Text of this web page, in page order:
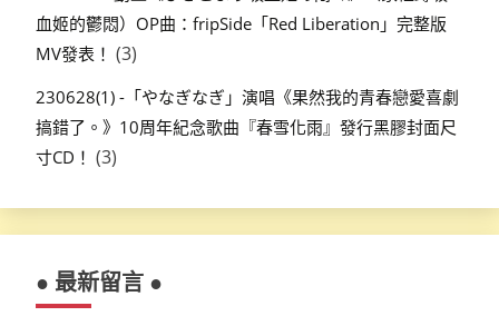
血姬的鬱悶）OP曲：fripSide「Red Liberation」完整版
MV發表！ (3)
230628(1) -「やなぎなぎ」演唱《果然我的青春戀愛喜劇
搞錯了。》10周年紀念歌曲『春雪化雨』發行黑膠封面尺
寸CD！ (3)
● 最新留言 ●